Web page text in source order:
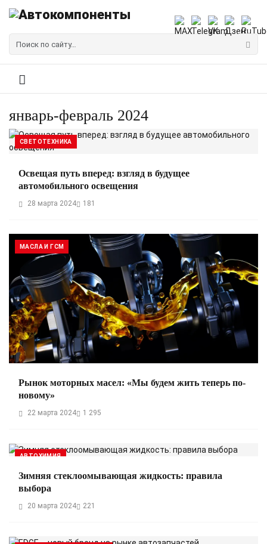
январь-февраль 2024
СВЕТОТЕХНИКА
Освещая путь вперед: взгляд в будущее
автомобильного освещения
28 марта 2024 181
МАСЛА И ГСМ
Рынок моторных масел: «Мы будем жить теперь по-
новому»
22 марта 2024 1 295
АВТОХИМИЯ
Зимняя стеклоомывающая жидкость: правила
выбора
20 марта 2024 221